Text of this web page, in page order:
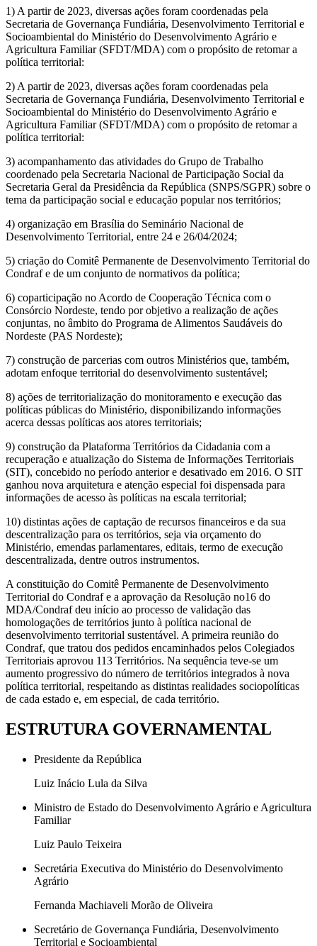
1) A partir de 2023, diversas ações foram coordenadas pela
Secretaria de Governança Fundiária, Desenvolvimento Territorial e
Socioambiental do Ministério do Desenvolvimento Agrário e
Agricultura Familiar (SFDT/MDA) com o propósito de retomar a
política territorial:
2) A partir de 2023, diversas ações foram coordenadas pela
Secretaria de Governança Fundiária, Desenvolvimento Territorial e
Socioambiental do Ministério do Desenvolvimento Agrário e
Agricultura Familiar (SFDT/MDA) com o propósito de retomar a
política territorial:
3) acompanhamento das atividades do Grupo de Trabalho
coordenado pela Secretaria Nacional de Participação Social da
Secretaria Geral da Presidência da República (SNPS/SGPR) sobre o
tema da participação social e educação popular nos territórios;
4) organização em Brasília do Seminário Nacional de
Desenvolvimento Territorial, entre 24 e 26/04/2024;
5) criação do Comitê Permanente de Desenvolvimento Territorial do
Condraf e de um conjunto de normativos da política;
6) coparticipação no Acordo de Cooperação Técnica com o
Consórcio Nordeste, tendo por objetivo a realização de ações
conjuntas, no âmbito do Programa de Alimentos Saudáveis do
Nordeste (PAS Nordeste);
7) construção de parcerias com outros Ministérios que, também,
adotam enfoque territorial do desenvolvimento sustentável;
8) ações de territorialização do monitoramento e execução das
políticas públicas do Ministério, disponibilizando informações
acerca dessas políticas aos atores territoriais;
9) construção da Plataforma Territórios da Cidadania com a
recuperação e atualização do Sistema de Informações Territoriais
(SIT), concebido no período anterior e desativado em 2016. O SIT
ganhou nova arquitetura e atenção especial foi dispensada para
informações de acesso às políticas na escala territorial;
10) distintas ações de captação de recursos financeiros e da sua
descentralização para os territórios, seja via orçamento do
Ministério, emendas parlamentares, editais, termo de execução
descentralizada, dentre outros instrumentos.
A constituição do Comitê Permanente de Desenvolvimento
Territorial do Condraf e a aprovação da Resolução no16 do
MDA/Condraf deu início ao processo de validação das
homologações de territórios junto à política nacional de
desenvolvimento territorial sustentável. A primeira reunião do
Condraf, que tratou dos pedidos encaminhados pelos Colegiados
Territoriais aprovou 113 Territórios. Na sequência teve-se um
aumento progressivo do número de territórios integrados à nova
política territorial, respeitando as distintas realidades sociopolíticas
de cada estado e, em especial, de cada território.
ESTRUTURA GOVERNAMENTAL
Presidente da República
Luiz Inácio Lula da Silva
Ministro de Estado do Desenvolvimento Agrário e Agricultura
Familiar
Luiz Paulo Teixeira
Secretária Executiva do Ministério do Desenvolvimento
Agrário
Fernanda Machiaveli Morão de Oliveira
Secretário de Governança Fundiária, Desenvolvimento
Territorial e Socioambiental